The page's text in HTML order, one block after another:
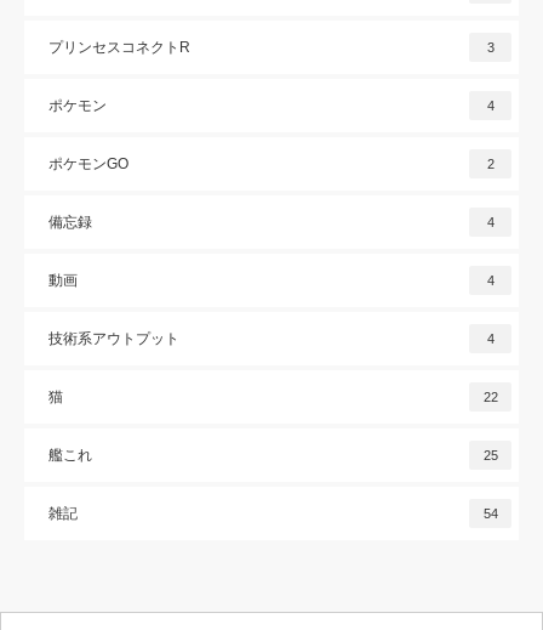
プリンセスコネクトR 3
ポケモン 4
ポケモンGO 2
備忘録 4
動画 4
技術系アウトプット 4
猫 22
艦これ 25
雑記 54